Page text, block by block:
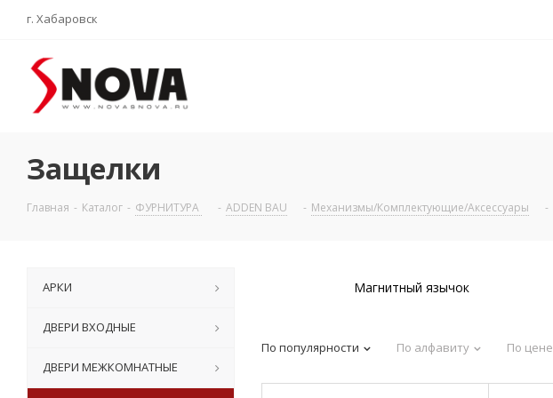
г. Хабаровск
Защелки
Главная - Каталог - ФУРНИТУРА - ADDEN BAU - Механизмы/Комплектующие/Аксессуары -
Магнитный язычок
По популярности По алфавиту По цене
АРКИ
ДВЕРИ ВХОДНЫЕ
ДВЕРИ МЕЖКОМНАТНЫЕ